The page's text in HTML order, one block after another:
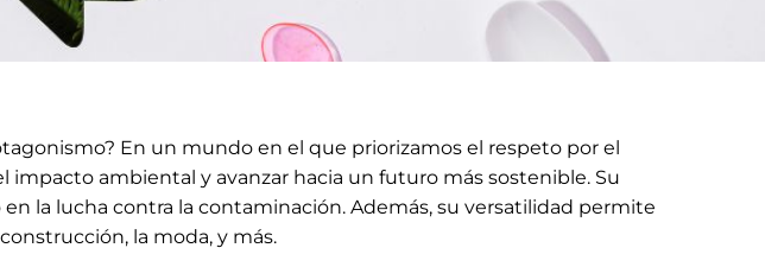
En un mundo en el que priorizamos el respeto por el
ambiental y avanzar hacia un futuro más sostenible. Su
la lucha contra la contaminación. Además, su versatilidad permite
la moda, y más.